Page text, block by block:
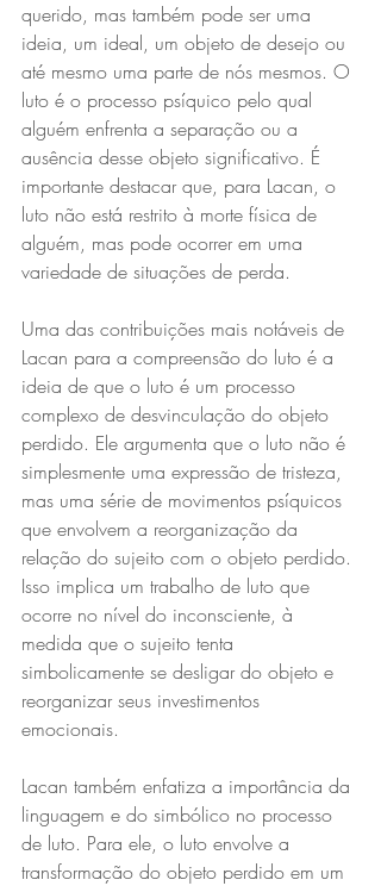
querido, mas também pode ser uma
ideia, um ideal, um objeto de desejo ou
até mesmo uma parte de nós mesmos. O
luto é o processo psíquico pelo qual
alguém enfrenta a separação ou a
ausência desse objeto significativo. É
importante destacar que, para Lacan, o
luto não está restrito à morte física de
alguém, mas pode ocorrer em uma
variedade de situações de perda.
Uma das contribuições mais notáveis de
Lacan para a compreensão do luto é a
ideia de que o luto é um processo
complexo de desvinculação do objeto
perdido. Ele argumenta que o luto não é
simplesmente uma expressão de tristeza,
mas uma série de movimentos psíquicos
que envolvem a reorganização da
relação do sujeito com o objeto perdido.
Isso implica um trabalho de luto que
ocorre no nível do inconsciente, à
medida que o sujeito tenta
simbolicamente se desligar do objeto e
reorganizar seus investimentos
emocionais.
Lacan também enfatiza a importância da
linguagem e do simbólico no processo
de luto. Para ele, o luto envolve a
transformação do objeto perdido em um